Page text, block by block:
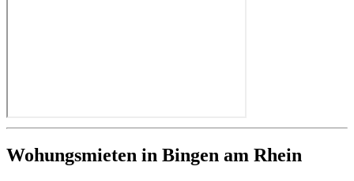
Wohungsmieten in Bingen am Rhein